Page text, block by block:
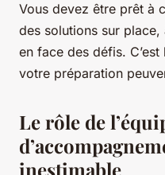
Vous devez être prêt à
des solutions sur
en face des défis.
votre préparation
Le rôle de
inestimable